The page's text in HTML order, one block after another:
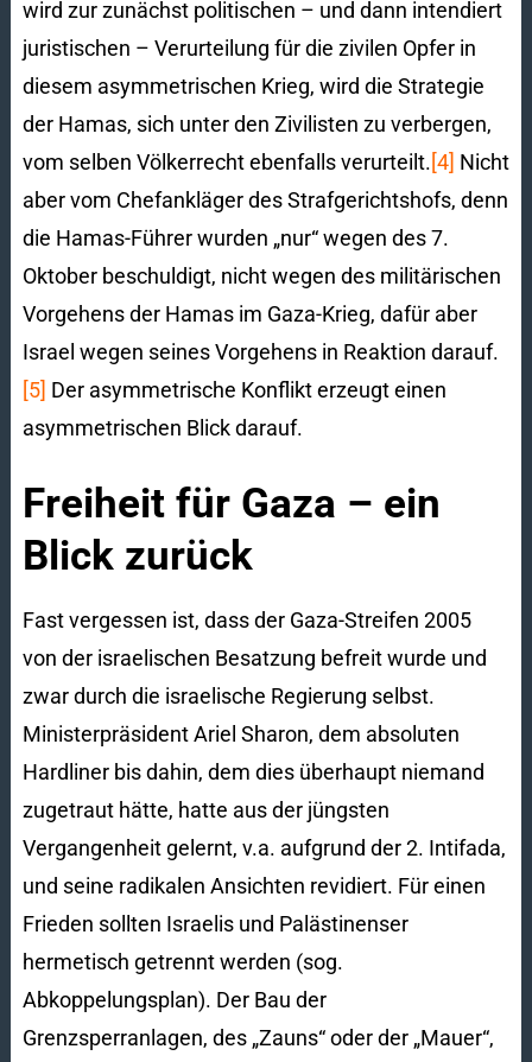
wird zur zunächst politischen – und dann intendiert
juristischen – Verurteilung für die zivilen Opfer in
diesem asymmetrischen Krieg, wird die Strategie
der Hamas, sich unter den Zivilisten zu verbergen,
vom selben Völkerrecht ebenfalls verurteilt.[4] Nicht
aber vom Chefankläger des Strafgerichtshofs, denn
die Hamas-Führer wurden „nur“ wegen des 7.
Oktober beschuldigt, nicht wegen des militärischen
Vorgehens der Hamas im Gaza-Krieg, dafür aber
Israel wegen seines Vorgehens in Reaktion darauf.
[5] Der asymmetrische Konflikt erzeugt einen
asymmetrischen Blick darauf.
Freiheit für Gaza – ein
Blick zurück
Fast vergessen ist, dass der Gaza-Streifen 2005
von der israelischen Besatzung befreit wurde und
zwar durch die israelische Regierung selbst.
Ministerpräsident Ariel Sharon, dem absoluten
Hardliner bis dahin, dem dies überhaupt niemand
zugetraut hätte, hatte aus der jüngsten
Vergangenheit gelernt, v.a. aufgrund der 2. Intifada,
und seine radikalen Ansichten revidiert. Für einen
Frieden sollten Israelis und Palästinenser
hermetisch getrennt werden (sog.
Abkoppelungsplan). Der Bau der
Grenzsperranlagen, des „Zauns“ oder der „Mauer“,